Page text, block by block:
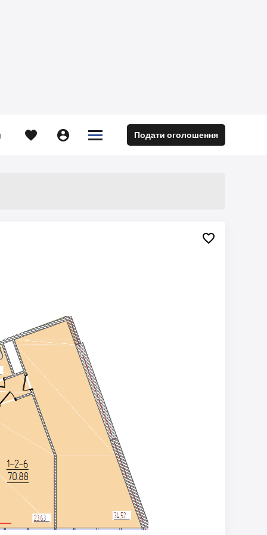
  

 Подати оголошення
